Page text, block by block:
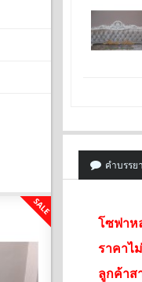
SALE
คำบรรย
โซฟาห
ราคาไ
ลูกค้าส